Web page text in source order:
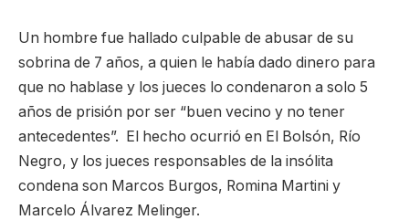
Un hombre fue hallado culpable de abusar de su
sobrina de 7 años, a quien le había dado dinero para
que no hablase y los jueces lo condenaron a solo 5
años de prisión por ser “buen vecino y no tener
antecedentes”. El hecho ocurrió en El Bolsón, Río
Negro, y los jueces responsables de la insólita
condena son Marcos Burgos, Romina Martini y
Marcelo Álvarez Melinger.